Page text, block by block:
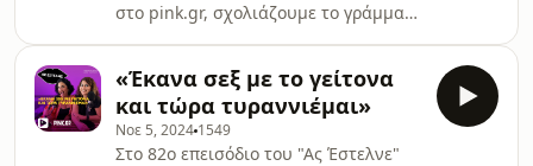
στο pink.gr, σχολιάζουμε το γράμμα
άλλης φίλης που ζει μια παθιασμένη
κατάσταση με έναν μικρότερο, αλλά
θέλει σοβαρή σχέση!
«Έκανα σεξ με το γείτονα
και τώρα τυραννιέμαι»
Νοε 5, 2024 1549
Στο 82ο επεισόδιο του "Ας Έστελνε"